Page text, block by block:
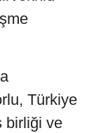
Türkiye
birliği ve